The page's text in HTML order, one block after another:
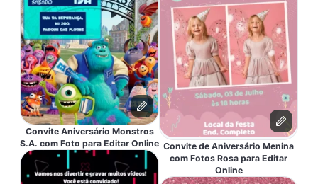
Convite Aniversário Monstros
S.A. com Foto para Editar Online Convite de Aniversário Menina
com Fotos Rosa para Editar
Online